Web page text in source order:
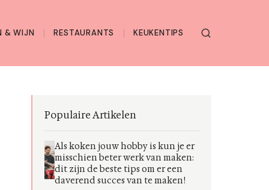
& WIJN RESTAURANTS KEUKENTIPS
Populaire Artikelen
Als koken jouw hobby is kun je er
misschien beter werk van maken:
dit zijn de beste tips om er een
daverend succes van te maken!